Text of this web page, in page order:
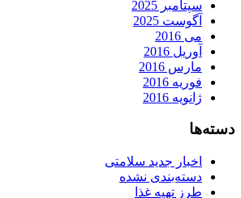
سپتامبر 2025
آگوست 2025
می 2016
آوریل 2016
مارس 2016
فوریه 2016
ژانویه 2016
دسته‌ها
اخبار جدید سلامتی
دسته‌بندی نشده
طرز تهیه غذا